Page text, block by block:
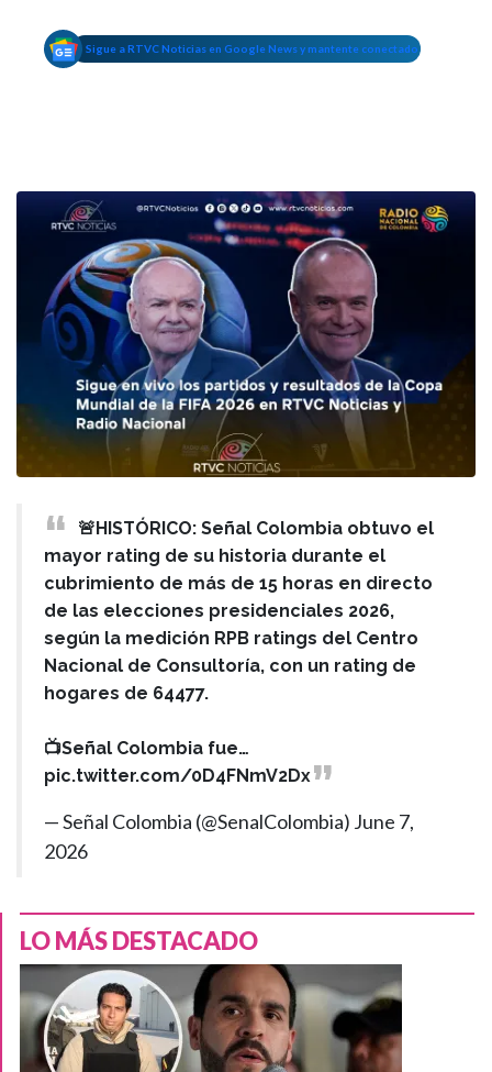
Sigue a RTVC Noticias en Google News y mantente conectado
🚨HISTÓRICO: Señal Colombia obtuvo el
mayor rating de su historia durante el
cubrimiento de más de 15 horas en directo
de las elecciones presidenciales 2026,
según la medición RPB ratings del Centro
Nacional de Consultoría, con un rating de
hogares de 64477.
📺Señal Colombia fue…
pic.twitter.com/0D4FNmV2Dx
— Señal Colombia (@SenalColombia) June 7,
2026
LO MÁS DESTACADO